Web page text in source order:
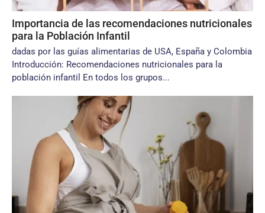
Importancia de las recomendaciones nutricionales
para la Población Infantil
dadas por las guías alimentarias de USA, España y Colombia
Introducción: Recomendaciones nutricionales para la
población infantil En todos los grupos...